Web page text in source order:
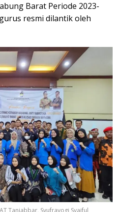
Barat Periode 2023-
resmi dilantik oleh